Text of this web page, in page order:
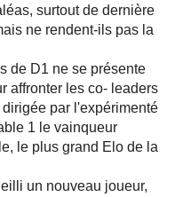
surtout de dernière
ne rendent-ils pas la
de D1 ne se présente
affronter les co- leaders
par l'expérimenté
1 le vainqueur
le plus grand Elo de la
un nouveau joueur,